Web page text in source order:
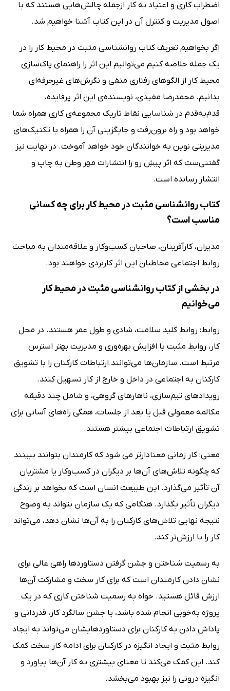
اضطراب کاری و اعتیاد به کار ازجمله چالش‌هایی هستند که با
اصول مدیریت و کنترل آن در این کتاب آشنا خواهیم شد.
اگر بخواهیم تعریف کتاب روانشناسی مثبت در محیط کار را در
یک جمله خلاصه کنیم می‌توانیم این اثر را راهنمای پاک‌سازی
محیط کار از الگو‌های رفتاری منفی و نگرش‌های غیرحرفه‌ای
بدانیم. محمدرضا مفیدی، نویسنده‌ی این اثر پرفایده،
قدم‌به‌قدم در شناسایی نقاط تاریک مجموعه‌ی کاری همراه شما
خواهد بود و راه برون‌رفت و جایگزینی آن را همراه با تکنیک‌های
مدیریتی نوین به خوانندگان خود خواهد آموخت. در نهایت نیز
گفتنی‌ست که اثر پیشِ رو را انتشارات مهر وطن به چاپ و
انتشار رسانده است.
کتاب روانشناسی مثبت در محیط کار برای چه کسانی
مناسب است؟
مدیران، کار‌آفرینان، صاحبان کسب‌وکار و علاقه‌مندان به مباحث
روابط اجتماعی مخاطبان این اثر کاربردی خواهند بود.
در بخشی از کتاب روانشناسی مثبت در محیط کار
می‌خوانیم
روابط: روابط کلید سلامت، شادی و طول عمر هستند. در محل
کار، روابط مثبت با افزایش بهره‌وری و مدیریت بهتر استرس
مرتبط است. سازمان‌ها می‌توانند ارتباطات کارکنان را با تشویق
کارکنان به اجتماعی در داخل و خارج از کار تسهیل کنند.
رویدادهای تیم‌سازی، ناهارهای گروهی، و شامل چند دقیقه
مکالمه معمولی قبل یا بعد از جلسات، همگی راه‌های آسانی برای
تشویق ارتباطات اجتماعی بیشتر هستند.
معنی: کار زمانی معنادارتر می شود که کارمندان بتوانند ببینند
که چگونه تلاش‌های آن‌ها بر دیگران در کسب‌وکار یا مشتریان
آن تأثیر می‌گذارد. این طبیعت انسان است که بخواهد بر زندگی
دیگران تأثیر بگذارد. هنگامی که یک سازمان بتواند به وضوح
نتیجه نهایی تلاش‌های کارکنان را به آن‌ها نشان دهد، می‌تواند
کار را با ارزش‌تر کند.
به رسمیت شناختن و جشن گرفتن دستاوردها راهی عالی برای
نشان دادن کارمندان است که برای کار سخت و مشارکت آن‌ها
ارزش قائل هستید. خواه به رسمیت شناختن کاری که در یک
پروژه به‌خوبی انجام شده باشد، یا جشن سالگرد کار، قدردانی و
پاداش دادن به کارکنان برای دستاوردهایشان می‌تواند به ایجاد
روابط مثبت و ایجاد انگیزه در کارکنان برای ادامه کار سخت کمک
کند. این کمک می‌کند تا معنای بیشتری به کار آن‌ها بیاورد و
انگیزه درونی را نیز بهبود می‌بخشد.